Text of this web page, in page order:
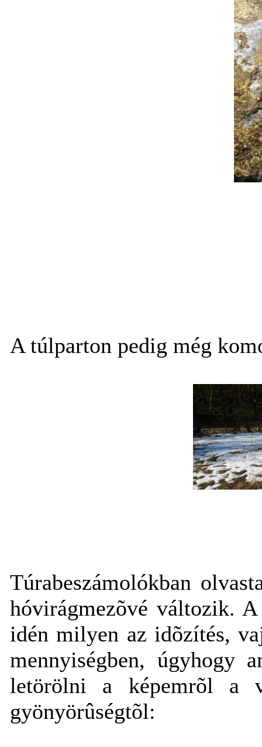
A túlparton pedig még
Túrabeszámolókban
hóvirágmezõvé változik.
idén milyen az idõzítés,
mennyiségben, úgyhogy
letörölni a képemrõl a
gyönyörûségtõl: